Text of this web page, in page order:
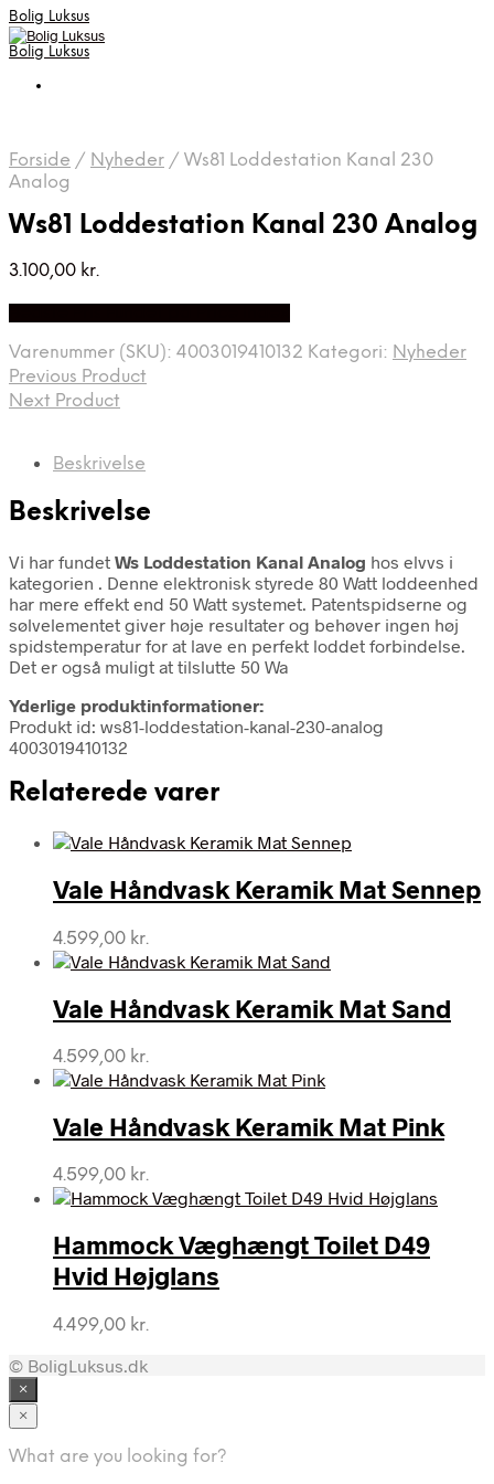
Bolig Luksus
Bolig Luksus
Forside / Nyheder / Ws81 Loddestation Kanal 230
Analog
Ws81 Loddestation Kanal 230 Analog
3.100,00 kr.
Varenummer (SKU): 4003019410132 Kategori: Nyheder
Previous Product
Next Product
Beskrivelse
Beskrivelse
Vi har fundet Ws Loddestation Kanal Analog hos elvvs i
kategorien . Denne elektronisk styrede 80 Watt loddeenhed
har mere effekt end 50 Watt systemet. Patentspidserne og
sølvelementet giver høje resultater og behøver ingen høj
spidstemperatur for at lave en perfekt loddet forbindelse.
Det er også muligt at tilslutte 50 Wa
Yderlige produktinformationer:
Produkt id: ws81-loddestation-kanal-230-analog
4003019410132
Relaterede varer
Vale Håndvask Keramik Mat Sennep
4.599,00 kr.
Vale Håndvask Keramik Mat Sand
4.599,00 kr.
Vale Håndvask Keramik Mat Pink
4.599,00 kr.
Hammock Væghængt Toilet D49
Hvid Højglans
4.499,00 kr.
© BoligLuksus.dk
×
×
What are you looking for?